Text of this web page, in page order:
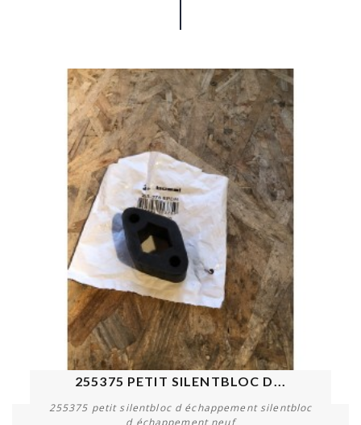
255375 PETIT SILENTBLOC D...
255375 petit silentbloc d échappement silentbloc
d échappement neuf